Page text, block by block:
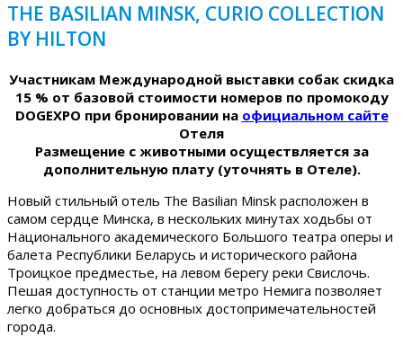
THE BASILIAN MINSK, CURIO COLLECTION
BY HILTON
Участникам Международной выставки собак скидка
15 % от базовой стоимости номеров по промокоду
DOGEXPO при бронировании на официальном сайте
Отеля
Размещение с животными осуществляется за
дополнительную плату (уточнять в Отеле).
Новый стильный отель The Basilian Minsk расположен в
самом сердце Минска, в нескольких минутах ходьбы от
Национального академического Большого театра оперы и
балета Республики Беларусь и исторического района
Троицкое предместье, на левом берегу реки Свислочь.
Пешая доступность от станции метро Немига позволяет
легко добраться до основных достопримечательностей
города.